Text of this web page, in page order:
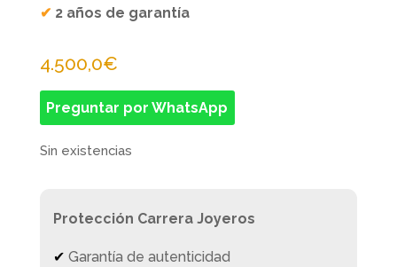
✔ 2 años de garantía
4.500,0€
Preguntar por WhatsApp
Sin existencias
Protección Carrera Joyeros
✔ Garantía de autenticidad